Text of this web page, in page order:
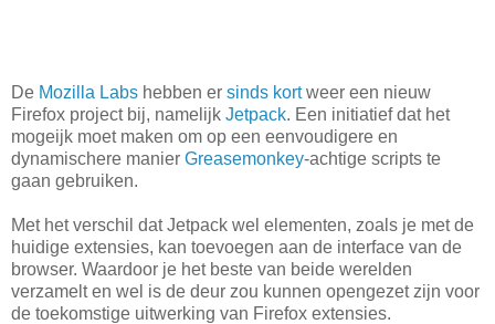
De Mozilla Labs hebben er sinds kortweer een nieuw
Firefox project bij, namelijk Jetpack. Een initiatief dat het
mogeijk moet maken om op een eenvoudigere en
dynamischere manier Greasemonkey-achtige scripts te
gaan gebruiken.
Met het verschil dat Jetpack wel elementen, zoals je met de
huidige extensies, kan toevoegen aan de interface van de
browser. Waardoor je het beste van beide werelden
verzamelt en wel is de deur zou kunnen opengezet zijn voor
de toekomstige uitwerking van Firefox extensies.